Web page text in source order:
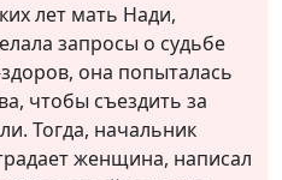
лет мать Нади,
запросы о судьбе
она попыталась
чтобы съездить за
Тогда, начальник
женщина, написал